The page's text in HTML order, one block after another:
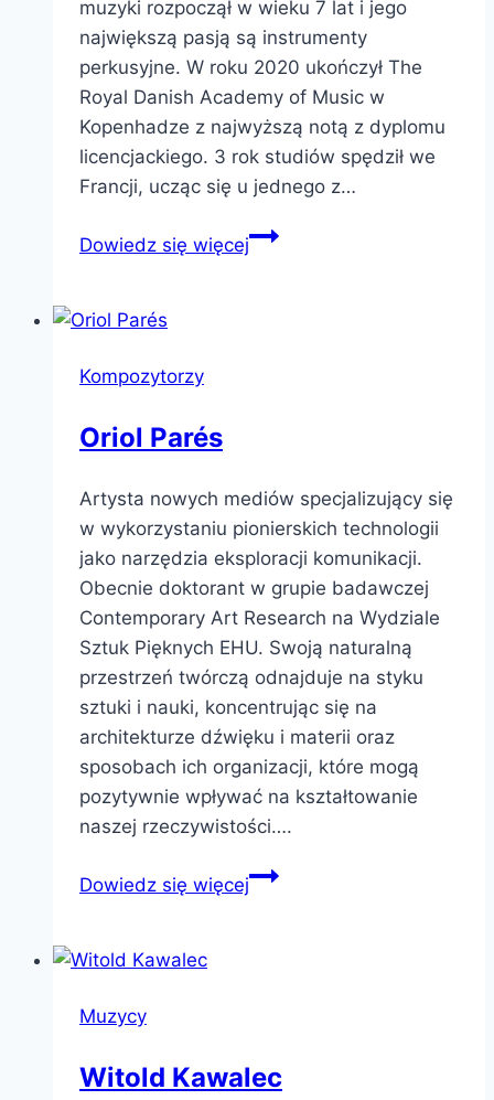
muzyki rozpoczął w wieku 7 lat i jego
największą pasją są instrumenty
perkusyjne. W roku 2020 ukończył The
Royal Danish Academy of Music w
Kopenhadze z najwyższą notą z dyplomu
licencjackiego. 3 rok studiów spędził we
Francji, ucząc się u jednego z…
Dowiedz się więcejBartłomiej
Kompozytorzy
Oriol Parés
Artysta nowych mediów specjalizujący się
w wykorzystaniu pionierskich technologii
jako narzędzia eksploracji komunikacji.
Obecnie doktorant w grupie badawczej
Contemporary Art Research na Wydziale
Sztuk Pięknych EHU. Swoją naturalną
przestrzeń twórczą odnajduje na styku
sztuki i nauki, koncentrując się na
architekturze dźwięku i materii oraz
sposobach ich organizacji, które mogą
pozytywnie wpływać na kształtowanie
naszej rzeczywistości….
Dowiedz się więcejOriol
Muzycy
Witold Kawalec